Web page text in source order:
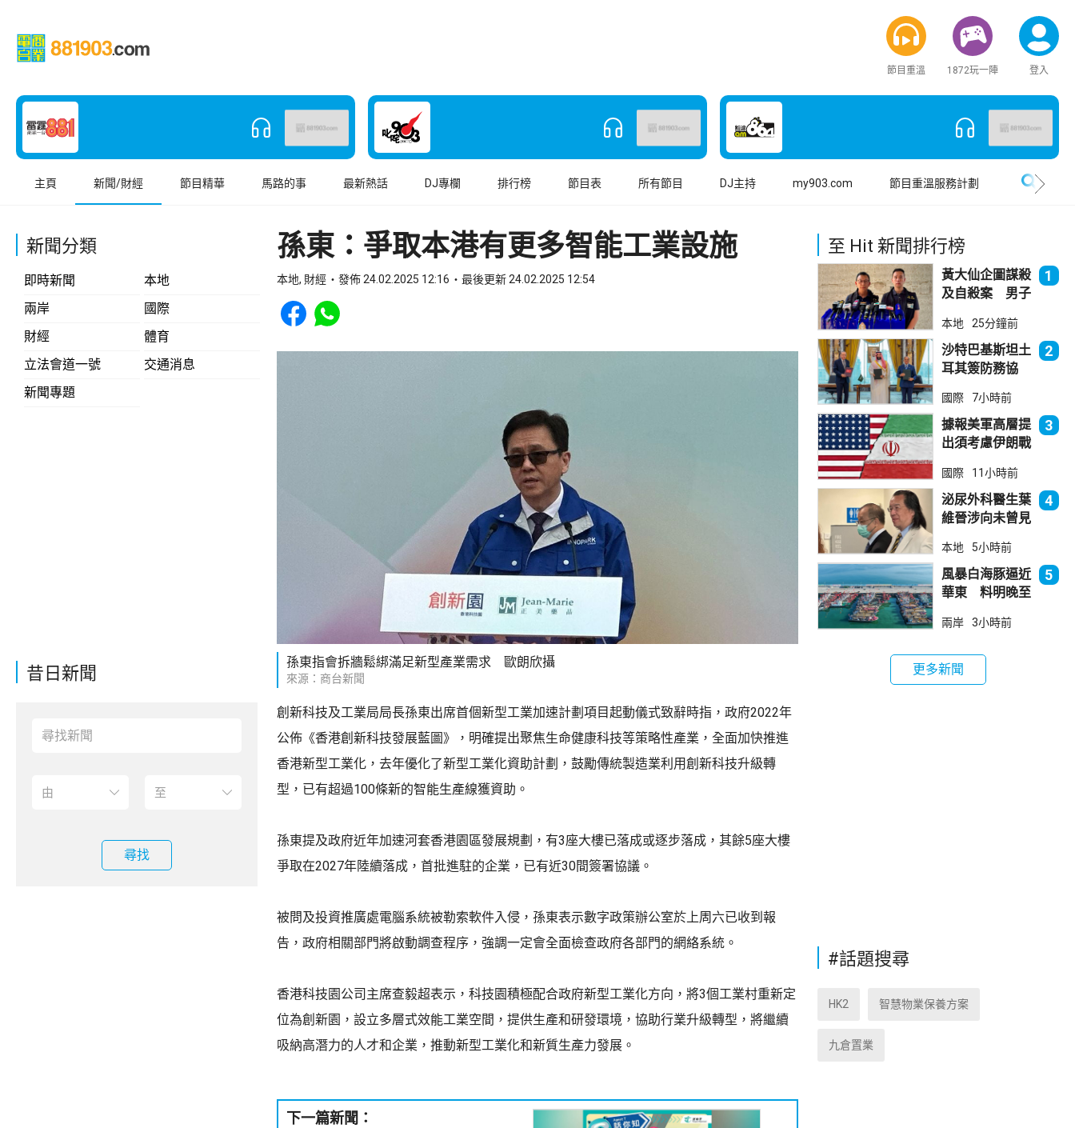
節目重溫 1872玩一陣 登入
主頁 新聞/財經 節目精華 馬路的事 最新熱話 DJ專欄 排行榜 節目表 所有節目 DJ主持 my903.com 節目重溫服務計劃
新聞分類
即時新聞
本地
兩岸
國際
財經
體育
立法會道一號
交通消息
新聞專題
昔日新聞
尋找
孫東：爭取本港有更多智能工業設施
本地, 財經 發佈 24.02.2025 12:16 最後更新 24.02.2025 12:54
Share to Facebook
Share to WhatsApp
孫東指會拆牆鬆綁滿足新型產業需求 歐朗欣攝
來源：商台新聞
創新科技及工業局局長孫東出席首個新型工業加速計劃項目起動儀式致辭時指，政府2022年
公佈《香港創新科技發展藍圖》，明確提出聚焦生命健康科技等策略性產業，全面加快推進
香港新型工業化，去年優化了新型工業化資助計劃，鼓勵傳統製造業利用創新科技升級轉
型，已有超過100條新的智能生產線獲資助。
孫東提及政府近年加速河套香港園區發展規劃，有3座大樓已落成或逐步落成，其餘5座大樓
爭取在2027年陸續落成，首批進駐的企業，已有近30間簽署協議。
被問及投資推廣處電腦系統被勒索軟件入侵，孫東表示數字政策辦公室於上周六已收到報
告，政府相關部門將啟動調查程序，強調一定會全面檢查政府各部門的網絡系統。
香港科技園公司主席查毅超表示，科技園積極配合政府新型工業化方向，將3個工業村重新定
位為創新園，設立多層式效能工業空間，提供生產和研發環境，協助行業升級轉型，將繼續
吸納高潛力的人才和企業，推動新型工業化和新質生產力發展。
下一篇新聞：
至 Hit 新聞排行榜
黃大仙企圖謀殺
及自殺案 男子
墮樓亡
1
本地 25分鐘前
沙特巴基斯坦土
耳其簽防務協
林團結
2
國際 7小時前
據報美軍高層提
出須考慮伊朗戰
3
國際 11小時前
泌尿外科醫生葉
維晉涉向未曾見
委會繼續聆訊
4
本地 5小時前
風暴白海豚逼近
華東 料明晚至
帶
5
兩岸 3小時前
更多新聞
#話題搜尋
HK2 智慧物業保養方案
九倉置業